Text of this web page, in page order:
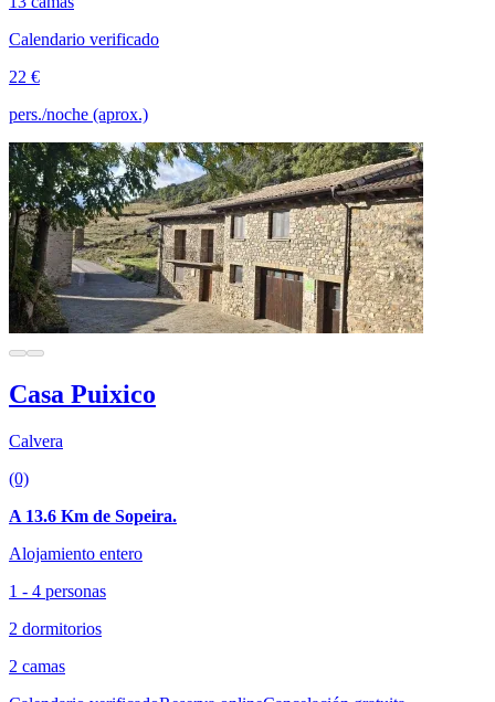
Calendario verificado
22 €
pers./noche (aprox.)
Casa Puixico
Calvera
(0)
A 13.6 Km de Sopeira.
Alojamiento entero
1 - 4 personas
2 dormitorios
2 camas